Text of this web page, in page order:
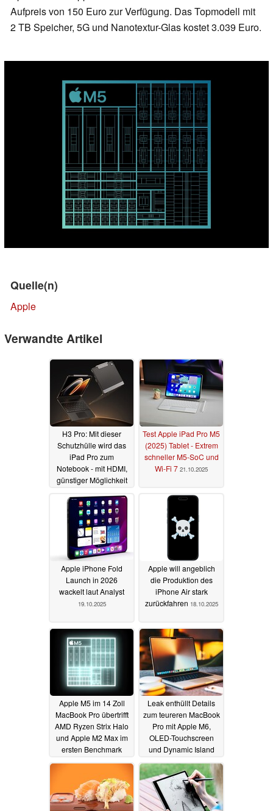
Aufpreis von 150 Euro zur Verfügung. Das Topmodell mit
2 TB Speicher, 5G und Nanotextur-Glas kostet 3.039 Euro.
Quelle(n)
Apple
Verwandte Artikel
H3 Pro: Mit dieser
Schutzhülle wird das
iPad Pro zum
Notebook - mit HDMI,
günstiger Möglichkeit
Speichererweiterung,
Tastatur und Touchpad
16.12.2025
Test Apple iPad Pro M5
(2025) Tablet - Extrem
schneller M5-SoC und
Wi-Fi 7 21.10.2025
Apple iPhone Fold
Launch in 2026
wackelt laut Analyst
19.10.2025
Apple will angeblich
die Produktion des
iPhone Air stark
zurückfahren 18.10.2025
Apple M5 im 14 Zoll
MacBook Pro übertrifft
AMD Ryzen Strix Halo
und Apple M2 Max im
ersten Benchmark
17.10.2025
Leak enthüllt Details
zum teureren MacBook
Pro mit Apple M6,
OLED-Touchscreen
und Dynamic Island
16.10.2025